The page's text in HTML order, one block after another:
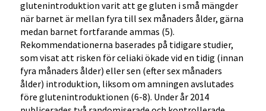
glutenintroduktion varit att ge gluten i små mängder
när barnet är mellan fyra till sex månaders ålder, gärna
medan barnet fortfarande ammas (5).
Rekommendationerna baserades på tidigare studier,
som visat att risken för celiaki ökade vid en tidig (innan
fyra månaders ålder) eller sen (efter sex månaders
ålder) introduktion, liksom om amningen avslutades
före glutenintroduktionen (6-8). Under år 2014